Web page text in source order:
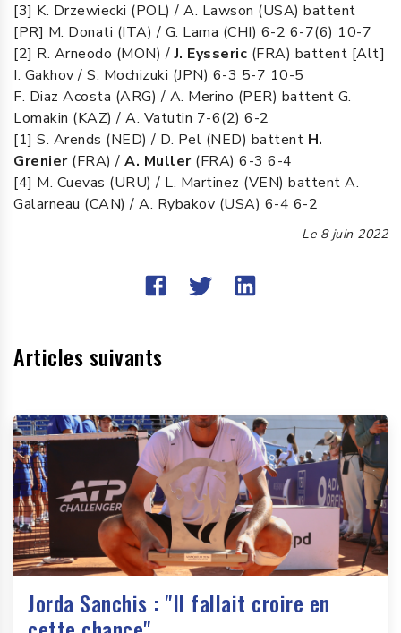
[3] K. Drzewiecki (POL) / A. Lawson (USA) battent
[PR] M. Donati (ITA) / G. Lama (CHI) 6-2 6-7(6) 10-7
[2] R. Arneodo (MON) /J. Eysseric (FRA) battent [Alt]
I. Gakhov / S. Mochizuki (JPN) 6-3 5-7 10-5
F. Diaz Acosta (ARG) / A. Merino (PER) battent G.
Lomakin (KAZ) / A. Vatutin 7-6(2) 6-2
[1] S. Arends (NED) / D. Pel (NED) battent H.
Grenier(FRA) / A. Muller(FRA) 6-3 6-4
[4] M. Cuevas (URU) / L. Martinez (VEN) battent A.
Galarneau (CAN) / A. Rybakov (USA) 6-4 6-2
Le 8 juin 2022
Articles suivants
Jorda Sanchis : "Il fallait croire en